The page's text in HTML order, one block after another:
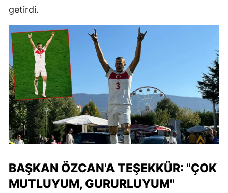
getirdi.
BAŞKAN ÖZCAN'A TEŞEKKÜR: "ÇOK
MUTLUYUM, GURURLUYUM"